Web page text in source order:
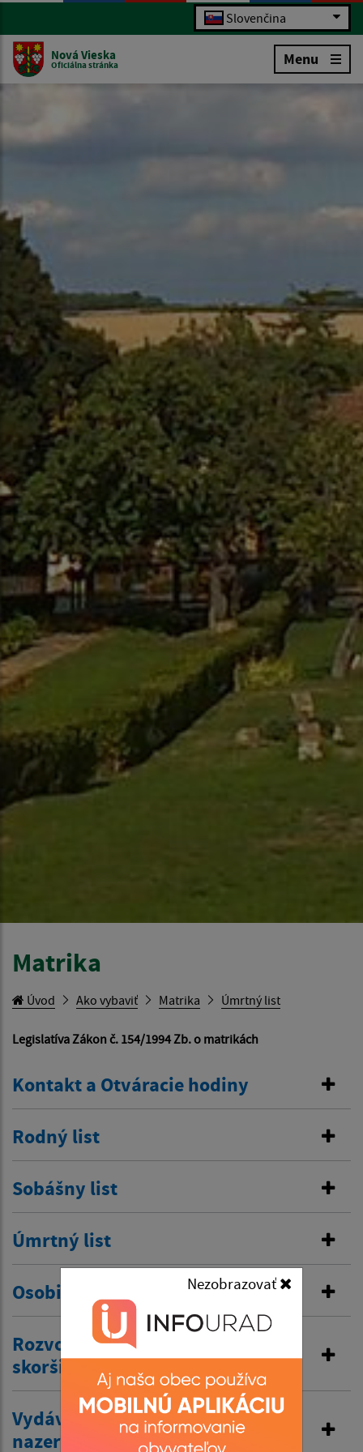
Nezobrazovať
Slovenčina
Nová Vieska
Oficiálna stránka Menu
Matrika
Úvod Ako vybaviť Matrika Úmrtný list
Legislatíva Zákon č. 154/1994 Zb. o matrikách
Kontakt a Otváracie hodiny
Rodný list
Sobášny list
Úmrtný list
Osobitná matrika
Rozvod manželstva a prijatie
skoršieho priezviska
Vydávanie výpisov z matriky a
nazeranie do matriky